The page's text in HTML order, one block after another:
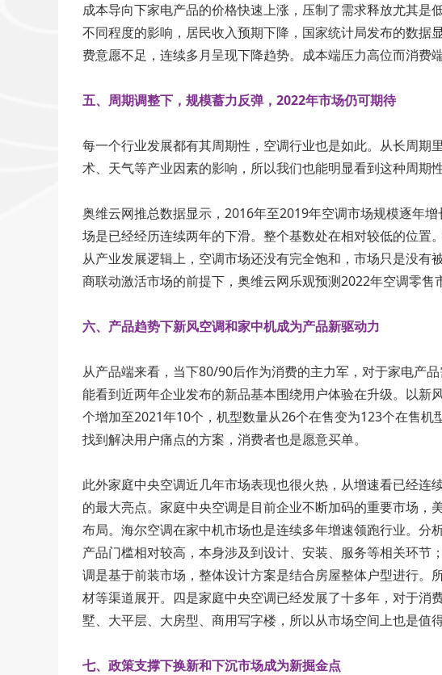
成本导向下家电产品的价格快速上涨，压制了需求释放尤其
不同程度的影响，居民收入预期下降，国家统计局发布的数
费意愿不足，连续多月呈现下降趋势。成本端压力高位而消费
五、周期调整下，规模蓄力反弹，2022年市场仍可期待
每一个行业发展都有其周期性，空调行业也是如此。从长周
术、天气等产业因素的影响，所以我们也能明显看到这种周期
奥维云网推总数据显示，2016年至2019年空调市场规模逐年
场是已经经历连续两年的下滑。整个基数处在相对较低的位置
从产业发展逻辑上，空调市场还没有完全饱和，市场只是没
商联动激活市场的前提下，奥维云网乐观预测2022年空调零售
六、产品趋势下新风空调和家中机成为产品新驱动力
从产品端来看，当下80/90后作为消费的主力军，对于家电产
能看到近两年企业发布的新品基本围绕用户体验在升级。以
个增加至2021年10个，机型数量从26个在售变为123个在售
找到解决用户痛点的方案，消费者也是愿意买单。
此外家庭中央空调近几年市场表现也很火热，从增速看已经
的最大亮点。家庭中央空调是目前企业不断加码的重要市场
布局。海尔空调在家中机市场也是连续多年增速领跑行业。
产品门槛相对较高，本身涉及到设计、安装、服务等相关环
调是基于前装市场，整体设计方案是结合房屋整体户型进行
材等渠道展开。四是家庭中央空调已经发展了十多年，对于
墅、大平层、大房型、商用写字楼，所以从市场空间上也是值
七、政策支撑下换新和下沉市场成为新掘金点